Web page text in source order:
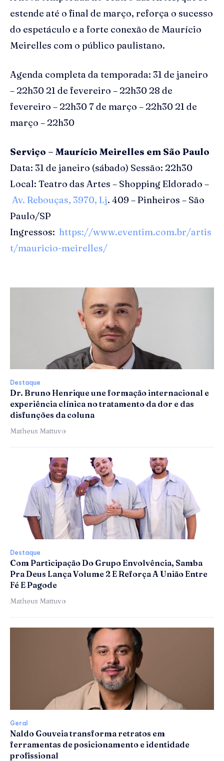
estende até o final de março, reforça o sucesso
do espetáculo e a forte conexão de Maurício
Meirelles com o público paulistano.
Agenda completa da temporada: 31 de janeiro
– 22h30 21 de fevereiro – 22h30 28 de
fevereiro – 22h30 7 de março – 22h30 21 de
março – 22h30
Serviço – Maurício Meirelles em São Paulo
Data: 31 de janeiro (sábado) Sessão: 22h30
Local: Teatro das Artes – Shopping Eldorado –
Av. Rebouças, 3970, Lj. 409 – Pinheiros – São
Paulo/SP
Ingressos: https://www.eventim.com.br/artis
t/mauricio-meirelles/
Destaque
Dr. Bruno Henrique une formação internacional e
experiência clínica no tratamento da dor e das
disfunções da coluna
Matheus Mattuvo
Destaque
Com Participação Do Grupo Envolvência, Samba
Pra Deus Lança Volume 2 E Reforça A União Entre
Fé E Pagode
Matheus Mattuvo
Geral
Naldo Gouveia transforma retratos em
ferramentas de posicionamento e identidade
profissional